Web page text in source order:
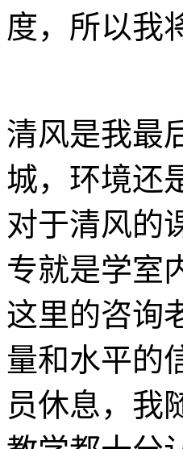
度，所以我
清风是我最
城，环境还
对于清风的
专就是学室
这里的咨询
量和水平的
员休息，我